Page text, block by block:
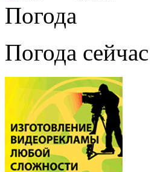
Погода
Погода сейчас